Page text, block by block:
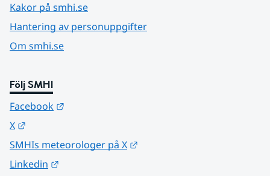
Kakor på smhi.se
Hantering av personuppgifter
Om smhi.se
Följ SMHI
Facebook
X
SMHIs meteorologer på X
Linkedin